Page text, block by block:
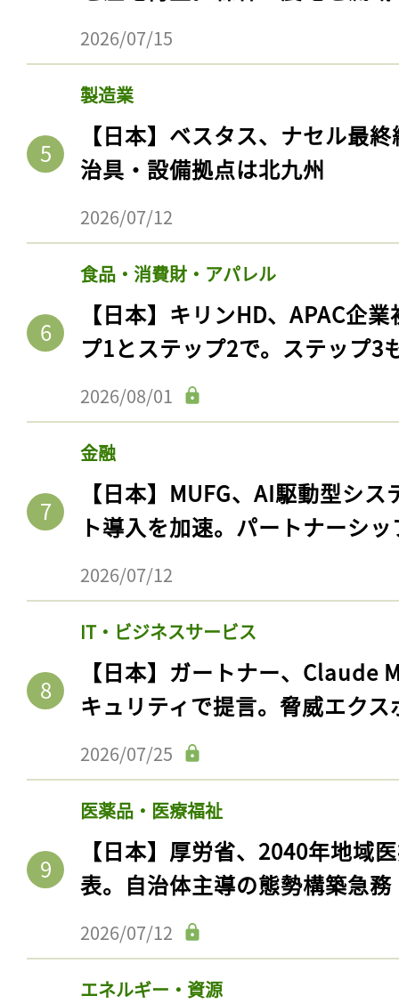
2026/07/15
製造業
【日本】ベスタス、ナセル最
治具・設備拠点は北九州
2026/07/12
食品・消費財・アパレル
【日本】キリンHD、APAC企
プ1とステップ2で。ステップ3
2026/08/01
金融
【日本】MUFG、AI駆動型シ
ト導入を加速。パートナーシ
2026/07/12
IT・ビジネスサービス
【日本】ガートナー、Claude
キュリティで提言。脅威エク
2026/07/25
医薬品・医療福祉
【日本】厚労省、2040年地域
表。自治体主導の態勢構築急務
2026/07/12
エネルギー・資源